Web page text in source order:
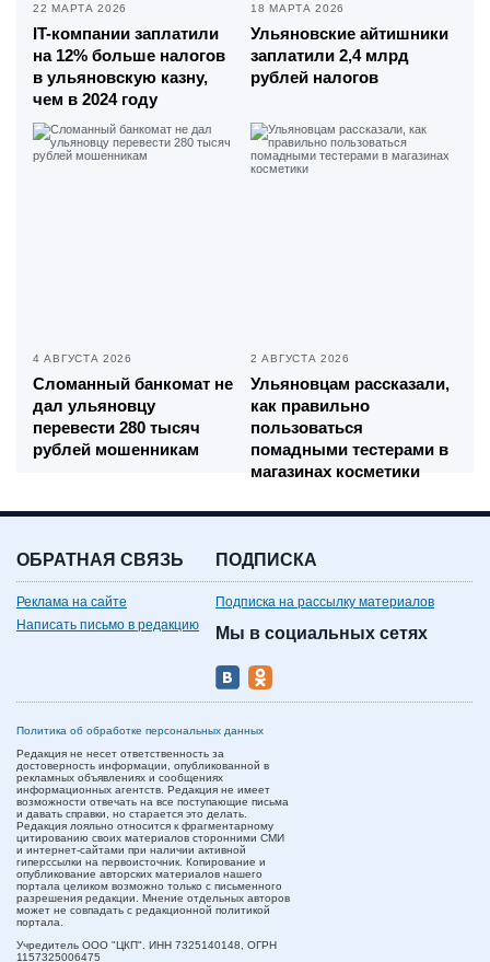
22 МАРТА 2026
IT-компании заплатили
на 12% больше налогов
в ульяновскую казну,
чем в 2024 году
18 МАРТА 2026
Ульяновские айтишники
заплатили 2,4 млрд
рублей налогов
4 АВГУСТА 2026
Сломанный банкомат не
дал ульяновцу
перевести 280 тысяч
рублей мошенникам
2 АВГУСТА 2026
Ульяновцам рассказали,
как правильно
пользоваться
помадными тестерами в
магазинах косметики
ОБРАТНАЯ СВЯЗЬ
Реклама на сайте
Написать письмо в редакцию
ПОДПИСКА
Подписка на рассылку материалов
Мы в социальных сетях
Политика об обработке персональных данных
Редакция не несет ответственность за
достоверность информации, опубликованной в
рекламных объявлениях и сообщениях
информационных агентств. Редакция не имеет
возможности отвечать на все поступающие письма
и давать справки, но старается это делать.
Редакция лояльно относится к фрагментарному
цитированию своих материалов сторонними СМИ
и интернет-сайтами при наличии активной
гиперссылки на первоисточник. Копирование и
опубликование авторских материалов нашего
портала целиком возможно только с письменного
разрешения редакции. Мнение отдельных авторов
может не совпадать с редакционной политикой
портала.
Учредитель ООО "ЦКП". ИНН 7325140148, ОГРН
1157325006475